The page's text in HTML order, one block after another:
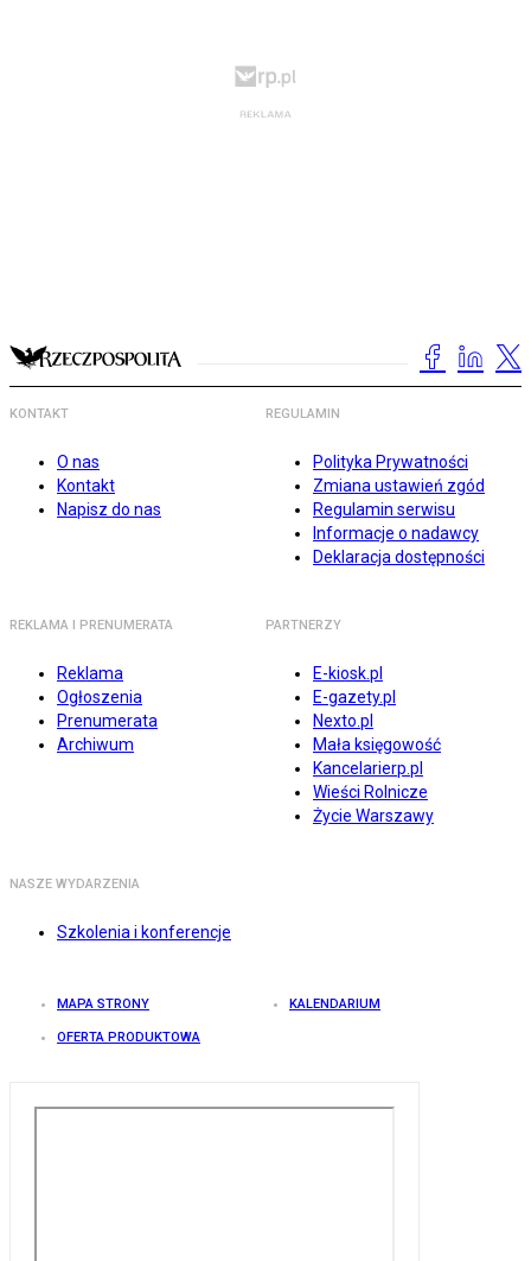
KONTAKT
O nas
Kontakt
Napisz do nas
REGULAMIN
Polityka Prywatności
Zmiana ustawień zgód
Regulamin serwisu
Informacje o nadawcy
Deklaracja dostępności
REKLAMA I PRENUMERATA
Reklama
Ogłoszenia
Prenumerata
Archiwum
PARTNERZY
E-kiosk.pl
E-gazety.pl
Nexto.pl
Mała księgowość
Kancelarierp.pl
Wieści Rolnicze
Życie Warszawy
NASZE WYDARZENIA
Szkolenia i konferencje
MAPA STRONY KALENDARIUM
OFERTA PRODUKTOWA